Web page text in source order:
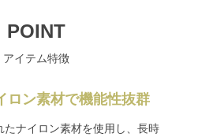
POINT
アイテム特徴
ロン素材で機能性抜群
たナイロン素材を使用し、長時